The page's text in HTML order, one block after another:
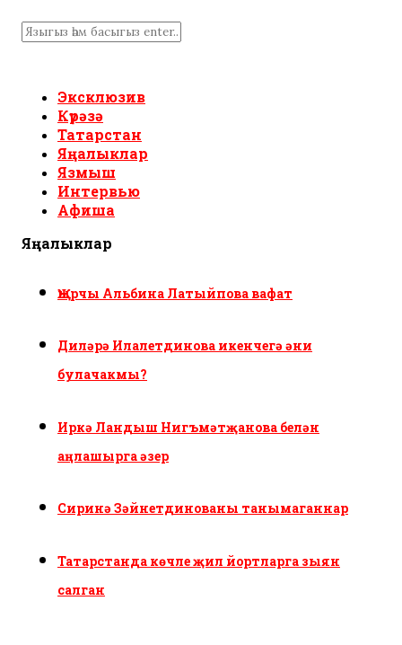
Эксклюзив
Күрәзә
Татарстан
Яңалыклар
Язмыш
Интервью
Афиша
Яңалыклар
Җырчы Альбина Латыйпова вафат
Диләрә Илалетдинова икенчегә әни
булачакмы?
Иркә Ландыш Нигъмәтҗанова белән
аңлашырга әзер
Сиринә Зәйнетдинованы танымаганнар
Татарстанда көчле җил йортларга зыян
салган